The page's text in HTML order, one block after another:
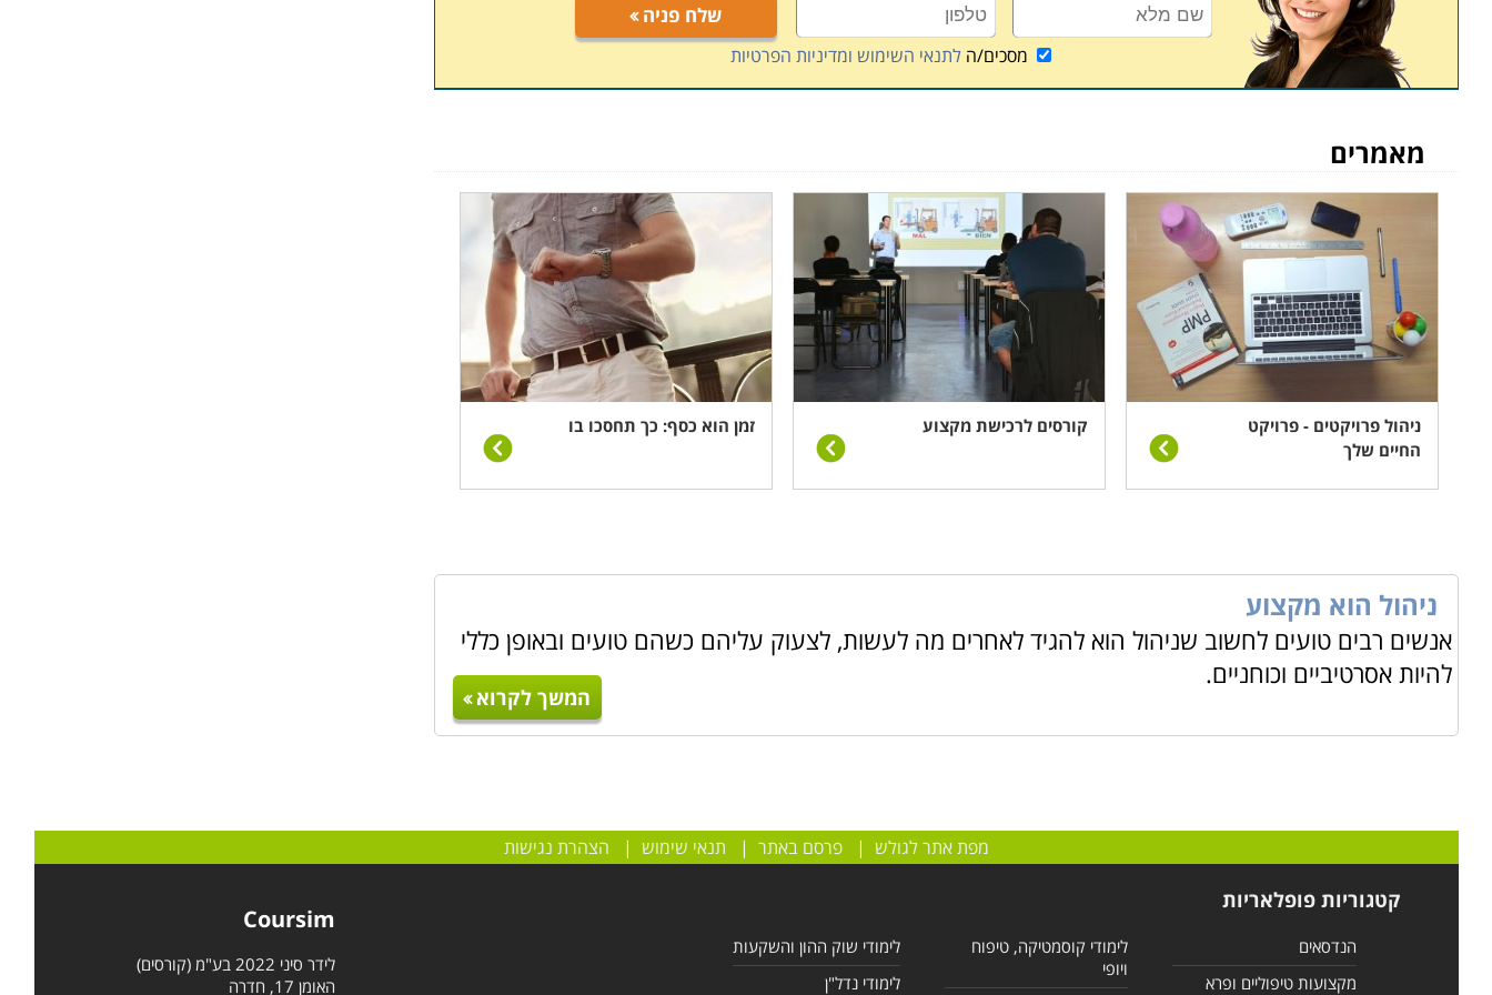
שלח פניה
מסכים/הלתנאי השימוש ומדיניות הפרטיות
מאמרים
ניהול פרויקטים - פרויקט
החיים שלך
קורסים לרכישת מקצוע זמן הוא כסף: כך תחסכו בו
ניהול הוא מקצוע
אנשים רבים טועים לחשוב שניהול הוא להגיד לאחרים מה לעשות, לצעוק עליהם כשהם טועים ובאופן כללי
להיות אסרטיביים וכוחניים.
המשך לקרוא
מפת אתר לגולש |פרסם באתר | תנאי שימוש | הצהרת נגישות
קטגוריות פופלאריות
הנדסאים
מקצועות טיפוליים ופרא
לימודי קוסמטיקה, טיפוח
ויופי
לימודי שוק ההון והשקעות
לימודי נדל"ן
Coursim
לידר סיני 2022 בע"מ (קורסים)
האומן 17, חדרה